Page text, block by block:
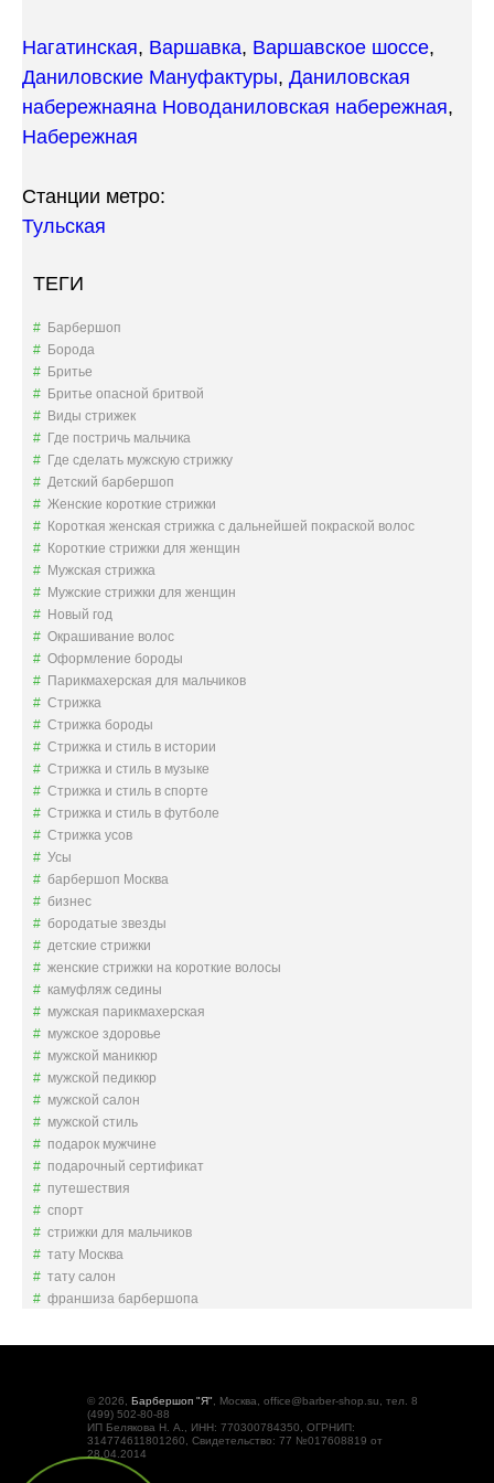
Нагатинская, Варшавка, Варшавское шоссе,
Даниловские Мануфактуры, Даниловская
набережнаяна Новоданиловская набережная,
Набережная
Станции метро:
Тульская
ТЕГИ
Барбершоп
Борода
Бритье
Бритье опасной бритвой
Виды стрижек
Где постричь мальчика
Где сделать мужскую стрижку
Детский барбершоп
Женские короткие стрижки
Короткая женская стрижка с дальнейшей покраской волос
Короткие стрижки для женщин
Мужская стрижка
Мужские стрижки для женщин
Новый год
Окрашивание волос
Оформление бороды
Парикмахерская для мальчиков
Стрижка
Стрижка бороды
Стрижка и стиль в истории
Стрижка и стиль в музыке
Стрижка и стиль в спорте
Стрижка и стиль в футболе
Стрижка усов
Усы
барбершоп Москва
бизнес
бородатые звезды
детские стрижки
женские стрижки на короткие волосы
камуфляж седины
мужская парикмахерская
мужское здоровье
мужской маникюр
мужской педикюр
мужской салон
мужской стиль
подарок мужчине
подарочный сертификат
путешествия
спорт
стрижки для мальчиков
тату Москва
тату салон
франшиза барбершопа
© 2026, Барбершоп "Я" , Москва, office@barber-shop.su, тел. 8
(499) 502-80-88
ИП Белякова Н. А., ИНН: 770300784350, ОГРНИП:
314774611801260, Свидетельство: 77 №017608819 от
28.04.2014